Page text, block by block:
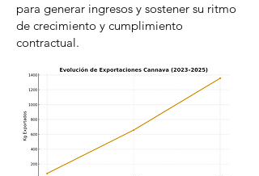
para generar ingresos y sostener su ritmo
de crecimiento y cumplimiento
contractual.